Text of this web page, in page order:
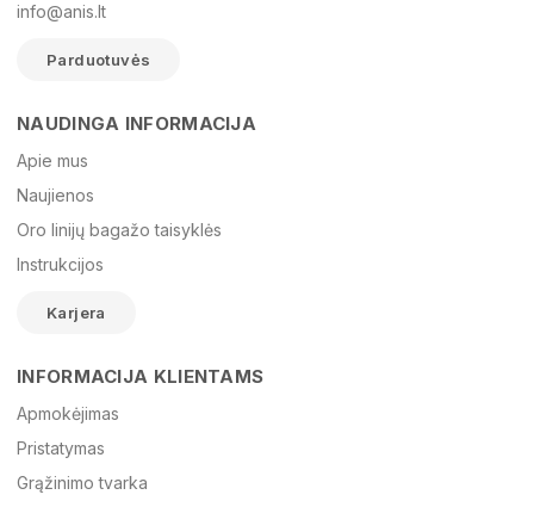
El. paštas
Žinutė
info@anis.lt
Parduotuvės
NAUDINGA INFORMACIJA
Apie mus
Naujienos
Oro linijų bagažo taisyklės
Instrukcijos
Karjera
INFORMACIJA KLIENTAMS
Apmokėjimas
Pristatymas
Grąžinimo tvarka